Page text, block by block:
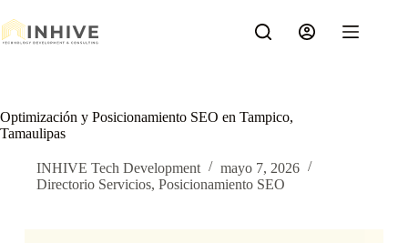
al
contenido
Optimización y Posicionamiento SEO en Tampico,
Tamaulipas
INHIVE Tech Development
mayo 7, 2026
Directorio Servicios, Posicionamiento SEO